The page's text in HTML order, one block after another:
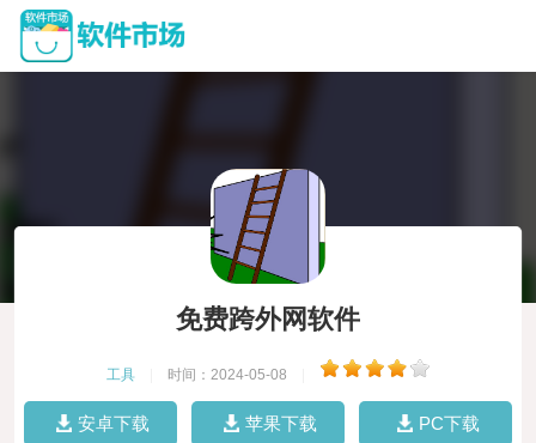
免费跨外网软件
工具 时间：2024-05-08
安卓下载 苹果下载 PC下载